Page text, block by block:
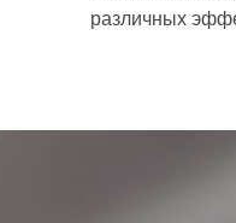
различных